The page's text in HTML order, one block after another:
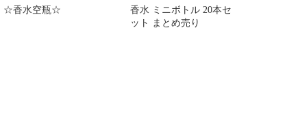
☆香水空瓶☆
香水 ミニボトル 20本セ
ット まとめ売り